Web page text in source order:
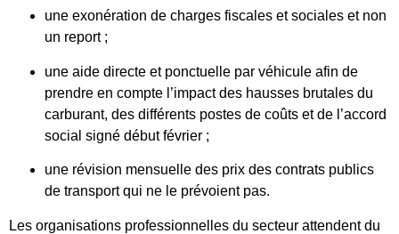
une exonération de charges fiscales et sociales et non
un report ;
une aide directe et ponctuelle par véhicule afin de
prendre en compte l’impact des hausses brutales du
carburant, des différents postes de coûts et de l’accord
social signé début février ;
une révision mensuelle des prix des contrats publics
de transport qui ne le prévoient pas.
Les organisations professionnelles du secteur attendent du